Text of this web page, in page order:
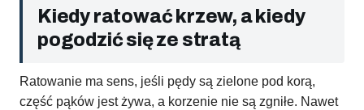
Kiedy ratować krzew, a kiedy
pogodzić się ze stratą
Ratowanie ma sens, jeśli pędy są zielone pod korą,
część pąków jest żywa, a korzenie nie są zgniłe. Nawet